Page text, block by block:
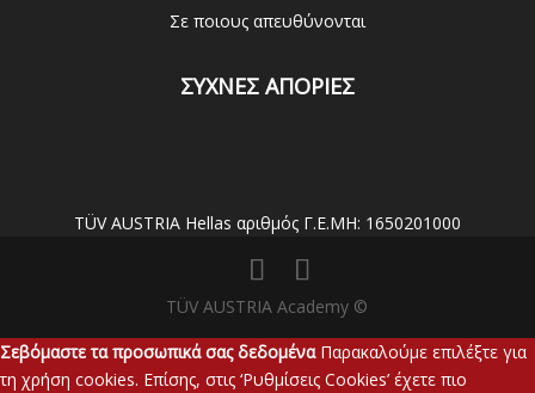
Σε ποιους απευθύνονται
ΣΥΧΝΕΣ ΑΠΟΡΙΕΣ
TÜV AUSTRIA Hellas αριθμός Γ.Ε.ΜΗ: 1650201000
TÜV AUSTRIA Academy ©
Σεβόμαστε τα προσωπικά σας δεδομέναΠαρακαλούμε επιλέξτε για
τη χρήση cookies. Επίσης, στις ‘Ρυθμίσεις Cookies’ έχετε πιο